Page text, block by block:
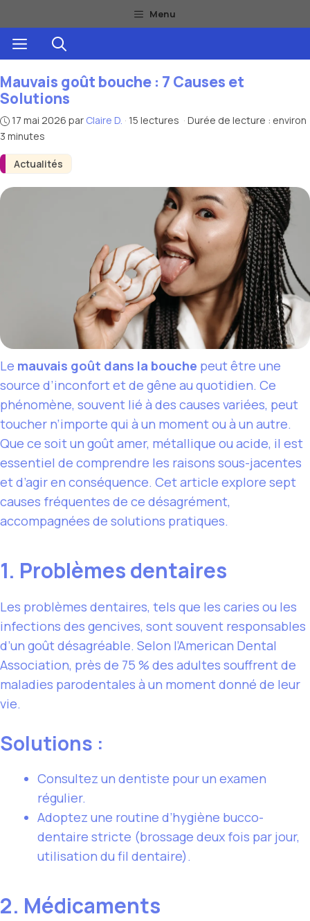
au
contenu
Menu
Menu
Actualités
Mauvais goût bouche : 7 Causes et
Solutions
17 mai 2026 par Claire D. · 15 lectures · Durée de lecture : environ
3 minutes
Le mauvais goût dans la bouche peut être une
source d’inconfort et de gêne au quotidien. Ce
phénomène, souvent lié à des causes variées, peut
toucher n’importe qui à un moment ou à un autre.
Que ce soit un goût amer, métallique ou acide, il est
essentiel de comprendre les raisons sous-jacentes
et d’agir en conséquence. Cet article explore sept
causes fréquentes de ce désagrément,
accompagnées de solutions pratiques.
1. Problèmes dentaires
Les problèmes dentaires, tels que les caries ou les
infections des gencives, sont souvent responsables
d’un goût désagréable. Selon l’American Dental
Association, près de 75 % des adultes souffrent de
maladies parodentales à un moment donné de leur
vie.
Solutions :
Consultez un dentiste pour un examen
régulier.
Adoptez une routine d’hygiène bucco-
dentaire stricte (brossage deux fois par jour,
utilisation du fil dentaire).
2. Médicaments